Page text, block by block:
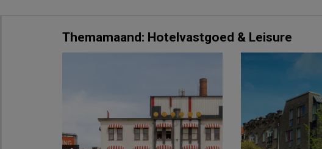
Themamaand: Hotelvastgoed & Leisure